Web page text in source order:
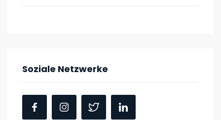
Soziale Netzwerke